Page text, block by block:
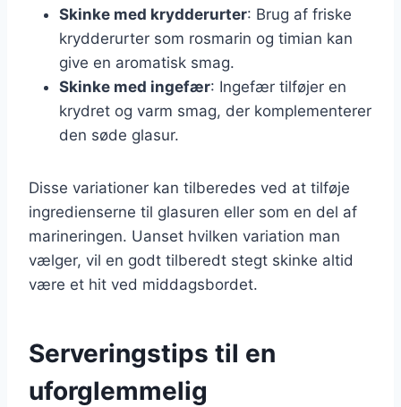
Skinke med krydderurter: Brug af friske
krydderurter som rosmarin og timian kan
give en aromatisk smag.
Skinke med ingefær: Ingefær tilføjer en
krydret og varm smag, der komplementerer
den søde glasur.
Disse variationer kan tilberedes ved at tilføje
ingredienserne til glasuren eller som en del af
marineringen. Uanset hvilken variation man
vælger, vil en godt tilberedt stegt skinke altid
være et hit ved middagsbordet.
Serveringstips til en
uforglemmelig